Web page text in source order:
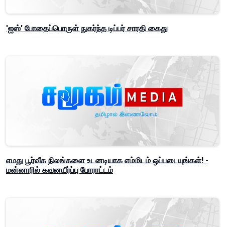
'ஐஸ்' போதைப்பொருள் நுகர்ந்த டிப்பர் சாரதி கைது
எமது பூர்வீக நிலங்களை உடனடியாக எம்மிடம் ஒப்படையுங்கள்! -
மன்னாரில் கவனயீர்ப்பு போராட்டம்